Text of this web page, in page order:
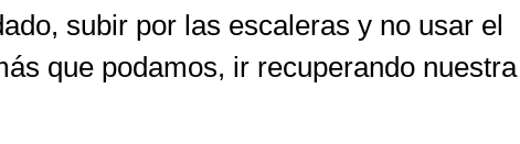
subir por las escaleras y no usar el
que podamos, ir recuperando nuestra